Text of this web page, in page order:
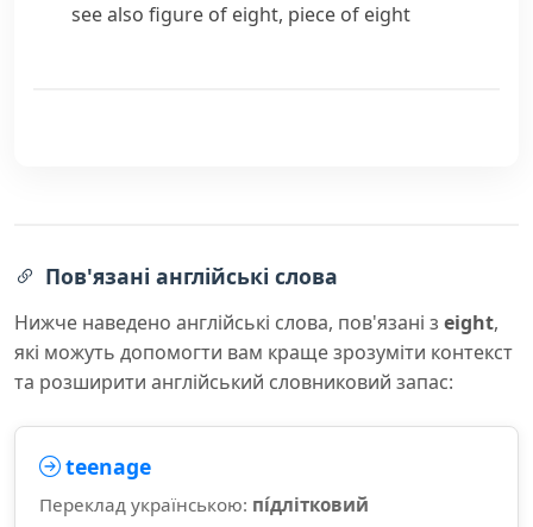
see also figure of eight, piece of eight
Пов'язані англійські слова
Нижче наведено англійські слова, пов'язані з eight,
які можуть допомогти вам краще зрозуміти контекст
та розширити англійський словниковий запас:
teenage
Переклад українською: пі́длітковий